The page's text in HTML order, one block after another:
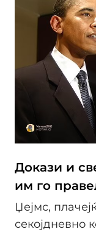
Докази и
им го
Џејмс,
секојдневно